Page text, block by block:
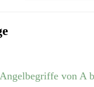
von A